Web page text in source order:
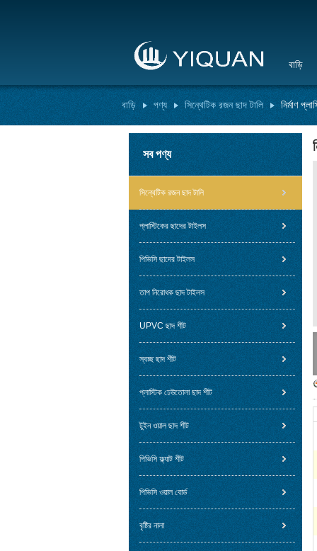
বাড়ি
বাড়ি পণ্য সিন্থেটিক রজন ছাদ টালি নির্মাণ
সব পণ্য
সিন্থেটিক রজন ছাদ টালি
প্লাস্টিকের ছাদের টাইলস
পিভিসি ছাদের টাইলস
তাপ নিরোধক ছাদ টাইলস
UPVC ছাদ শীট
স্বচ্ছ ছাদ শীট
প্লাস্টিক ঢেউতোলা ছাদ শীট
টুইন ওয়াল ছাদ শীট
পিভিসি ফ্ল্যাট শীট
পিভিসি ওয়াল বোর্ড
বৃষ্টির নালা